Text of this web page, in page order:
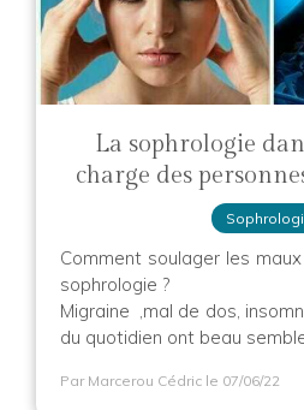
La sophrologie
charge des
Comment soulager les
sophrologie ?
Migraine ,mal de dos,
du quotidien ont beau
Par Marcerou Cédric le 07/06/22